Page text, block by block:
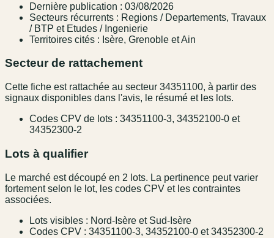
Dernière publication : 03/08/2026
Secteurs récurrents : Regions / Departements, Travaux
/ BTP et Etudes / Ingenierie
Territoires cités : Isère, Grenoble et Ain
Secteur de rattachement
Cette fiche est rattachée au secteur 34351100, à partir des
signaux disponibles dans l'avis, le résumé et les lots.
Codes CPV de lots : 34351100-3, 34352100-0 et
34352300-2
Lots à qualifier
Le marché est découpé en 2 lots. La pertinence peut varier
fortement selon le lot, les codes CPV et les contraintes
associées.
Lots visibles : Nord-Isère et Sud-Isère
Codes CPV : 34351100-3, 34352100-0 et 34352300-2